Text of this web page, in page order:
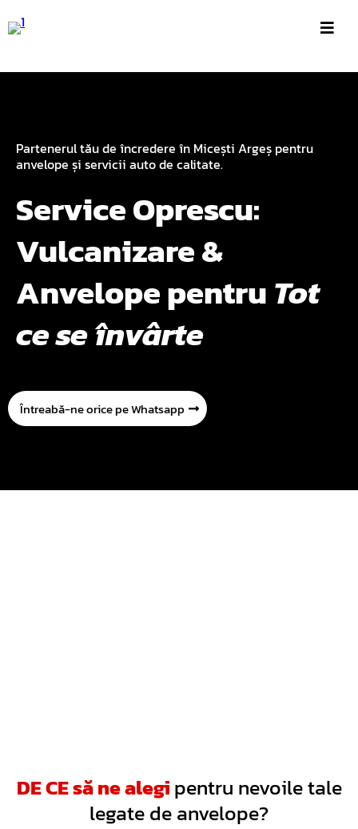
Partenerul tău de încredere în Micești Argeș pentru
anvelope și servicii auto de calitate.
Service Oprescu:
Vulcanizare &
Anvelope pentruTot
ce se învârte
Întreabă-ne orice pe Whatsapp
DE CE să ne alegipentru nevoile tale
legate de anvelope?